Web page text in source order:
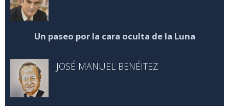
Un paseo por la cara oculta de la Luna
JOSÉ MANUEL BENÉITEZ